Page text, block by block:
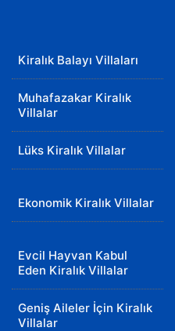
Kiralık Balayı Villaları
Muhafazakar Kiralık
Villalar
Lüks Kiralık Villalar
Ekonomik Kiralık Villalar
Evcil Hayvan Kabul
Eden Kiralık Villalar
Geniş Aileler İçin Kiralık
Villalar